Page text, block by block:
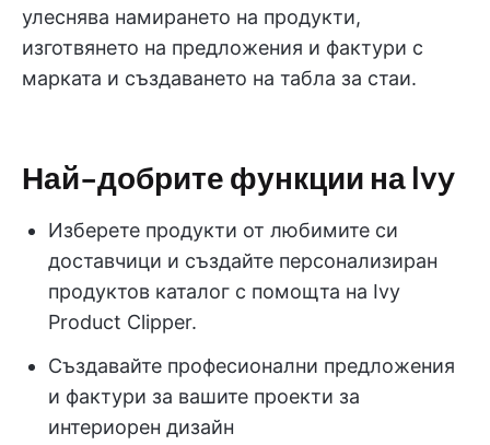
улеснява намирането на продукти,
изготвянето на предложения и фактури с
марката и създаването на табла за стаи.
Най-добрите функции на Ivy
Изберете продукти от любимите си
доставчици и създайте персонализиран
продуктов каталог с помощта на Ivy
Product Clipper.
Създавайте професионални предложения
и фактури за вашите проекти за
интериорен дизайн